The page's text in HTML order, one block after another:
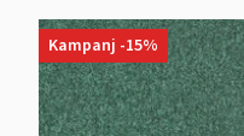
Kampanj -15%